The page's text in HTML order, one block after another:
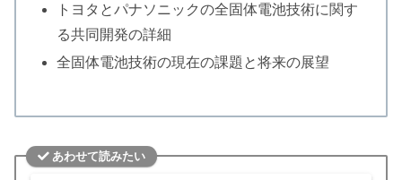
トヨタとパナソニックの全固体電池技術に関す
る共同開発の詳細
全固体電池技術の現在の課題と将来の展望
あわせて読みたい